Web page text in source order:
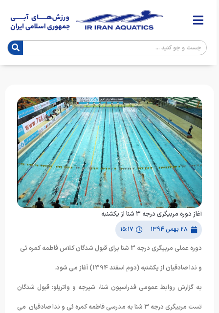
آغاز دوره مربیگری درجه ۳ شنا از یکشنبه
۲۸ بهمن ۱۳۹۴ ۱۵:۱۷
دوره عملی مربیگری درجه 3 شنا برای قبول شدگان کلاس فاطمه کمره ئی
و ندا صادقیان از یکشنبه (دوم اسفند 1394) آغاز می شود.
به گزارش روابط عمومی فدراسیون شنا، شیرجه و واترپلو: قبول شدگان
تست مربیگری درجه ۳ شنا به مدرسی فاطمه کمره ئی و ندا صادقیان می